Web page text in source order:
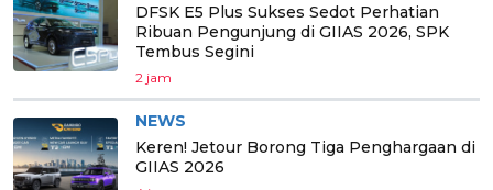
DFSK E5 Plus Sukses Sedot Perhatian
Ribuan Pengunjung di GIIAS 2026, SPK
Tembus Segini
2 jam
NEWS
Keren! Jetour Borong Tiga Penghargaan di
GIIAS 2026